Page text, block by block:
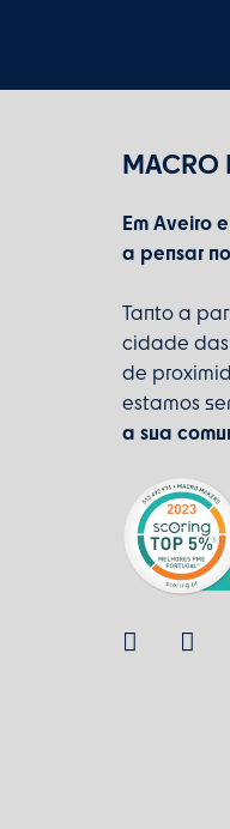
MACRO
Em Aveiro
a pensar
Tanto a
cidade
de
estamos
a sua